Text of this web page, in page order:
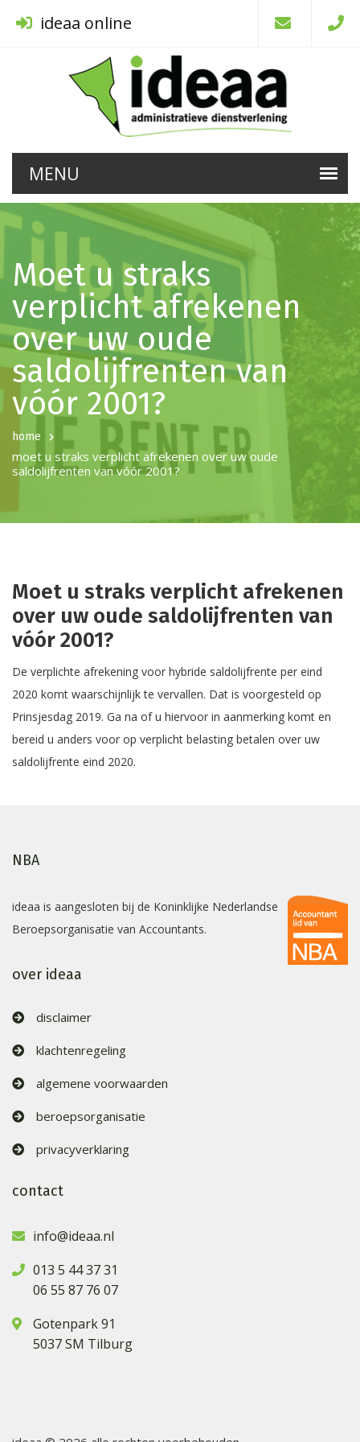
ideaa online
Moet u straks
verplicht afrekenen
over uw oude
saldolijfrenten van
vóór 2001?
home
moet u straks verplicht afrekenen over uw oude
saldolijfrenten van vóór 2001?
Moet u straks verplicht afrekenen
over uw oude saldolijfrenten van
vóór 2001?
De verplichte afrekening voor hybride saldolijfrente per eind
2020 komt waarschijnlijk te vervallen. Dat is voorgesteld op
Prinsjesdag 2019. Ga na of u hiervoor in aanmerking komt en
bereid u anders voor op verplicht belasting betalen over uw
saldolijfrente eind 2020.
NBA
ideaa is aangesloten bij de Koninklijke Nederlandse
Beroepsorganisatie van Accountants.
over ideaa
disclaimer
klachtenregeling
algemene voorwaarden
beroepsorganisatie
privacyverklaring
contact
info@ideaa.nl
013 5 44 37 31
06 55 87 76 07
Gotenpark 91
5037 SM Tilburg